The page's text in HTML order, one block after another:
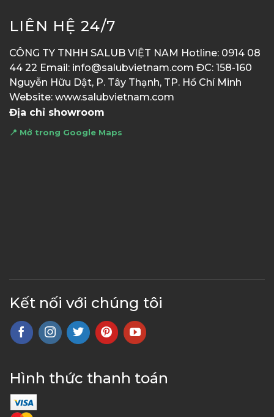
LIÊN HỆ 24/7
CÔNG TY TNHH SALUB VIỆT NAM Hotline: 0914 08
44 22 Email: info@salubvietnam.com ĐC: 158-160
Nguyễn Hữu Dật, P. Tây Thạnh, TP. Hồ Chí Minh
Website: www.salubvietnam.com
Địa chỉ showroom
📍 Mở trong Google Maps
Kết nối với chúng tôi
Hình thức thanh toán